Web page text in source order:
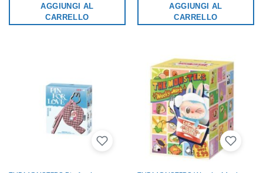
AGGIUNGI AL
CARRELLO
AGGIUNGI AL
CARRELLO